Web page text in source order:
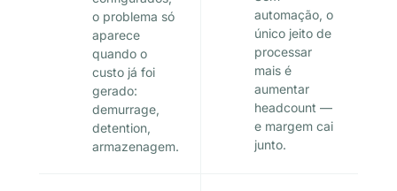
o problema só
aparece
quando o
custo já foi
gerado:
demurrage,
detention,
armazenagem.
automação, o
único jeito de
processar
mais é
aumentar
headcount —
e margem cai
junto.